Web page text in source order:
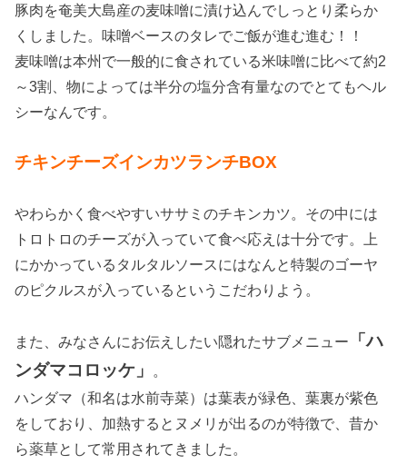
豚肉を奄美大島産の麦味噌に漬け込んでしっとり柔らか
くしました。味噌ベースのタレでご飯が進む進む！！
麦味噌は本州で一般的に食されている米味噌に比べて約2
～3割、物によっては半分の塩分含有量なのでとてもヘル
シーなんです。
チキンチーズインカツランチBOX
やわらかく食べやすいササミのチキンカツ。その中には
トロトロのチーズが入っていて食べ応えは十分です。上
にかかっているタルタルソースにはなんと特製のゴーヤ
のピクルスが入っているというこだわりよう。
また、みなさんにお伝えしたい隠れたサブメニュー
「ハ
ンダマコロッケ」
。
ハンダマ（和名は水前寺菜）は葉表が緑色、葉裏が紫色
をしており、加熱するとヌメリが出るのが特徴で、昔か
ら薬草として常用されてきました。